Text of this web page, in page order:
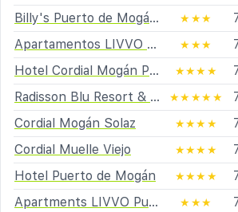
Billy's Puerto de Mogán Apartments by LIVVO
★★★
Apartamentos LIVVO Puerto de Mogán
★★★
Hotel Cordial Mogán Playa
★★★★
Radisson Blu Resort & Spa Mogan
★★★★★
Cordial Mogán Solaz
★★★★
Cordial Muelle Viejo
★★★★
Hotel Puerto de Mogán
★★★★
Apartments LIVVO Puerto de Mogán
★★★